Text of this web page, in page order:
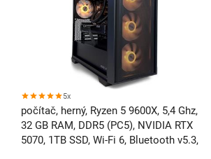
5x
počítač, herný, Ryzen 5 9600X, 5,4 Ghz,
32 GB RAM, DDR5 (PC5), NVIDIA RTX
5070, 1TB SSD, Wi-Fi 6, Bluetooth v5.3,